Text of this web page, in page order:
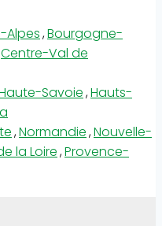
Alpes,Bourgogne-
Centre-Val de
Savoie,Hauts-
,Normandie,Nouvelle-
la Loire,Provence-